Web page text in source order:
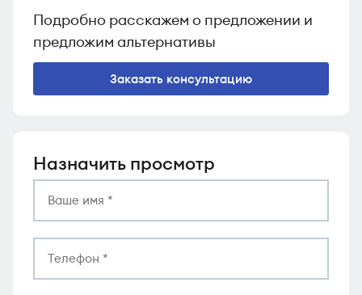
Подробно расскажем о предложении и
предложим альтернативы
Заказать консультацию
Назначить просмотр